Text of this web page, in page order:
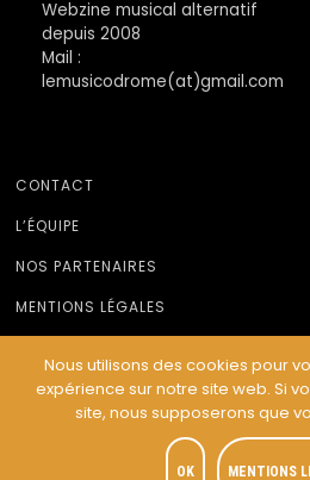
Webzine musical alternatif
depuis 2008
Mail :
lemusicodrome(at)gmail.com
CONTACT
L’ÉQUIPE
NOS PARTENAIRES
MENTIONS LÉGALES
© Le Musicodrome 2022 -
Nous utilisons des cookies pour
expérience sur notre site web. Si
site, nous supposerons que
OK MENTIONS